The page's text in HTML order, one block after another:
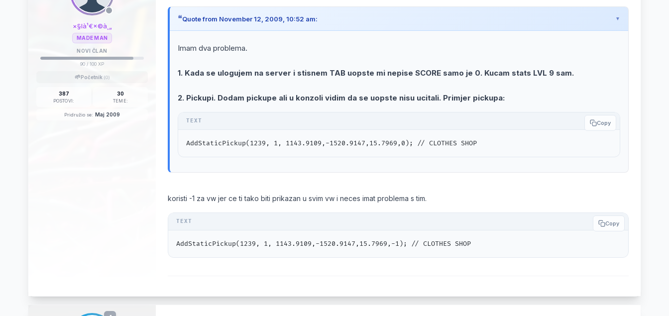
×§là¹€×©à¸„
MADE MAN
NOVI ČLAN
90 / 100 XP
🌱Početnik (0)
387
POSTOVI:
30
TEME:
Pridružio se: Maj 2009
Quote from November 12, 2009, 10:52 am:
Imam dva problema.
1. Kada se ulogujem na server i stisnem TAB uopste mi nepise SCORE samo je 0. Kucam stats LVL 9 sam.
2. Pickupi. Dodam pickupe ali u konzoli vidim da se uopste nisu ucitali. Primjer pickupa:
AddStaticPickup(1239, 1, 1143.9109,-1520.9147,15.7969,0); // CLOTHES SHOP
Copy
koristi -1 za vw jer ce ti tako biti prikazan u svim vw i neces imat problema s tim.
AddStaticPickup(1239, 1, 1143.9109,-1520.9147,15.7969,-1); // CLOTHES SHOP
Copy